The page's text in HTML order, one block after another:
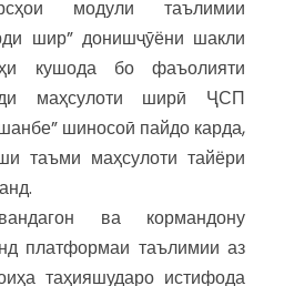
модули таълимии
шир” донишҷӯёни шакли
кушода бо фаъолияти
маҳсулоти ширӣ ҶСП
шиносоӣ пайдо карда,
таъми маҳсулоти тайёри
ва кормандону
платформаи таълимии аз
таҳияшударо истифода